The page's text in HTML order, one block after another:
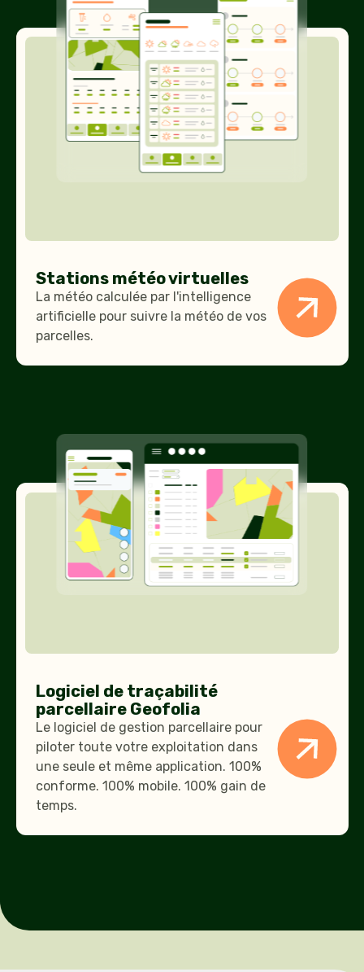
Stations météo virtuelles
La météo calculée par l'intelligence
artificielle pour suivre la météo de vos
parcelles.
Stations
virtuelles
Logiciel de traçabilité
parcellaire Geofolia
Le logiciel de gestion parcellaire pour
piloter toute votre exploitation dans
une seule et même application. 100%
conforme. 100% mobile. 100% gain de
temps.
Logiciel
traçabilité
parcellaire
Geofolia